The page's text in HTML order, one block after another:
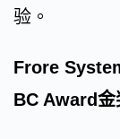
验。
Frore
BC Award金